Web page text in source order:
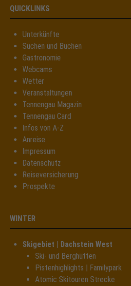
QUICKLINKS
Unterkünfte
Suchen und Buchen
Gastronomie
Webcams
Wetter
Veranstaltungen
Tennengau Magazin
Tennengau Card
Infos von A-Z
Anreise
Impressum
Datenschutz
Reiseversicherung
Prospekte
WINTER
Skigebiet | Dachstein West
Ski- und Berghütten
Pistenhighlights | Familypark
Atomic Skitouren Strecke